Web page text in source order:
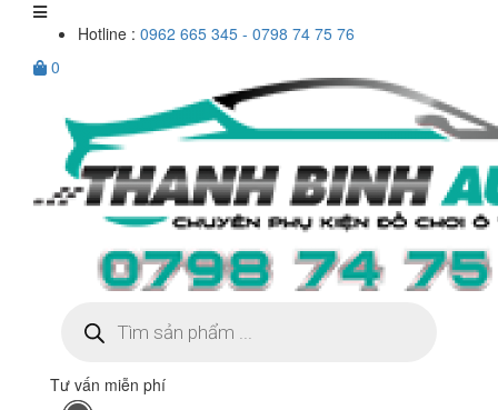
Hotline : 0962 665 345 - 0798 74 75 76
0
kiếm
sản
Tư vấn miễn phí